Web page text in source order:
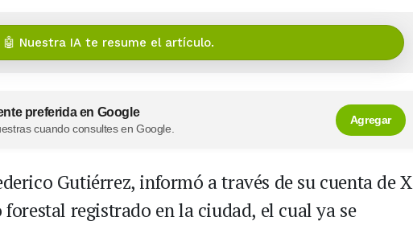
🤖 Nuestra IA te resume el artículo.
preferida en Google
cuando consultes en Google.
Agregar
Gutiérrez, informó a través de su cuenta de X
registrado en la ciudad, el cual ya se